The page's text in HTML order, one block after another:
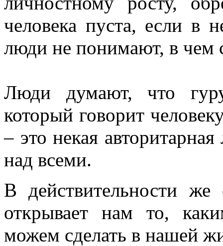
человека пуста, если в
люди не понимают, в чем
Люди думают, что
который говорит
– это некая
над всеми.
В действительности
открывает нам то,
можем сделать в нашей